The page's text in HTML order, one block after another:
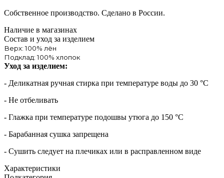
Собственное производство. Сделано в России.
Наличие в магазинах
Состав и уход за изделием
Верх: 100% лён
Подклад: 100% хлопок
Уход за изделием:
- Деликатная ручная стирка при температуре воды до 30 °C
- Не отбеливать
- Глажка при температуре подошвы утюга до 150 °C
- Барабанная сушка запрещена
- Сушить следует на плечиках или в расправленном виде
Характеристики